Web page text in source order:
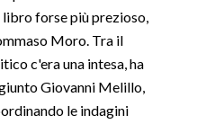
forse più prezioso,
Moro. Tra il
c'era una intesa, ha
Giovanni Melillo,
le indagini